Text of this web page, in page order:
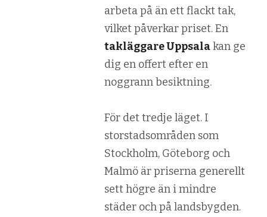
arbeta på än ett flackt tak,
vilket påverkar priset. En
takläggare Uppsalakan ge
dig en offert efter en
noggrann besiktning.
För det tredje läget. I
storstadsområden som
Stockholm, Göteborg och
Malmö är priserna generellt
sett högre än i mindre
städer och på landsbygden.